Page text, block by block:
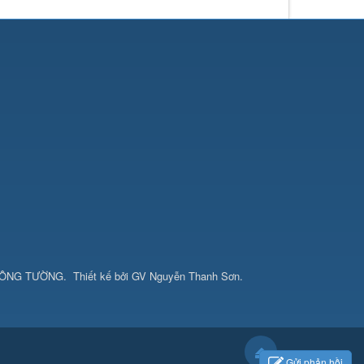
TƯỜNG. Thiết kế bởi GV Nguyễn Thanh Sơn.